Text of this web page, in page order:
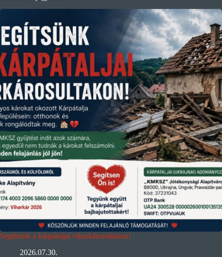
Segítsünk a kárpátaljai viharkárosultakon!
2026.07.30.